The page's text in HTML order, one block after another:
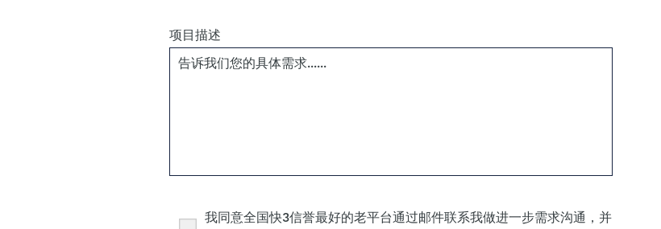
项目描述
Consent我同意全国快3信誉最好的老平台通过邮件联系我做进一步需求沟通，并